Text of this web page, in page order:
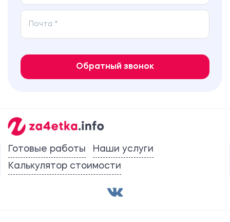
Обратный звонок
Готовые работы
Наши услуги
Калькулятор стоимости